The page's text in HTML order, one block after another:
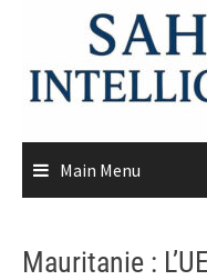
content
Main Menu
Mauritanie :